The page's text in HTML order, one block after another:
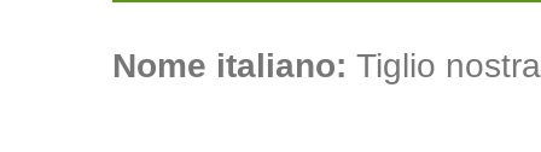
Nome italiano: Tiglio